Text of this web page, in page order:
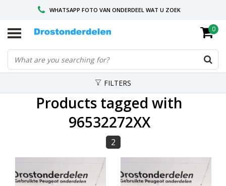
WHATSAPP FOTO VAN ONDERDEEL WAT U ZOEK
VOOR 16.00 BESTELD, VANDAAG VERZONDEN
GESPECIALISEERD PEUGEOT
0
FILTERS
Products tagged with
96532272XX
2